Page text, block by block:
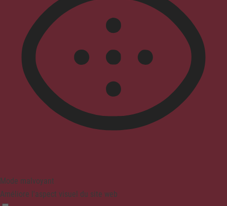
Mode malvoyant
Améliore l'aspect visuel du site web